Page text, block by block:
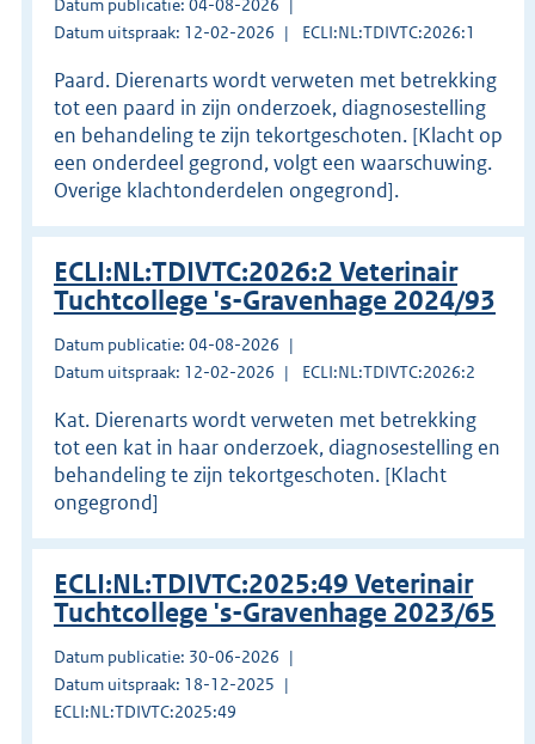
Datum uitspraak: 12-02-2026
ECLI:NL:TDIVTC:2026:1
Paard. Dierenarts wordt verweten met betrekking
tot een paard in zijn onderzoek, diagnosestelling
en behandeling te zijn tekortgeschoten. [Klacht op
een onderdeel gegrond, volgt een waarschuwing.
Overige klachtonderdelen ongegrond].
ECLI:NL:TDIVTC:2026:2 Veterinair
Tuchtcollege 's-Gravenhage 2024/93
Datum publicatie: 04-08-2026
Datum uitspraak: 12-02-2026
ECLI:NL:TDIVTC:2026:2
Kat. Dierenarts wordt verweten met betrekking
tot een kat in haar onderzoek, diagnosestelling en
behandeling te zijn tekortgeschoten. [Klacht
ongegrond]
ECLI:NL:TDIVTC:2025:49 Veterinair
Tuchtcollege 's-Gravenhage 2023/65
Datum publicatie: 30-06-2026
Datum uitspraak: 18-12-2025
ECLI:NL:TDIVTC:2025:49